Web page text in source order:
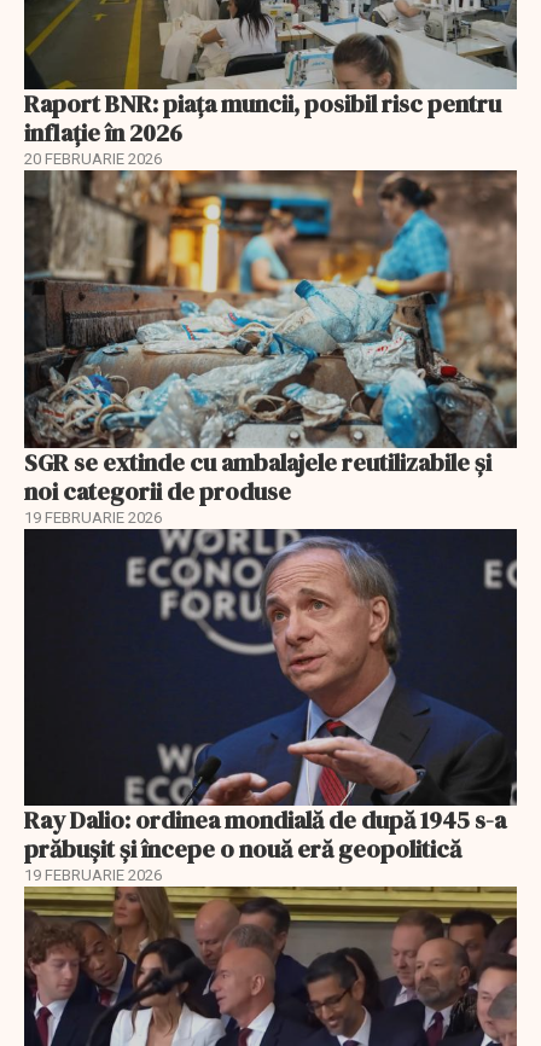
Raport BNR: piața muncii, posibil risc pentru
inflație în 2026
20 FEBRUARIE 2026
SGR se extinde cu ambalajele reutilizabile și
noi categorii de produse
19 FEBRUARIE 2026
Ray Dalio: ordinea mondială de după 1945 s-a
prăbușit și începe o nouă eră geopolitică
19 FEBRUARIE 2026